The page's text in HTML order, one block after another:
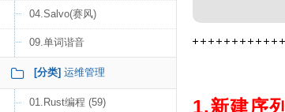
04.Salvo(赛风)
09.单词谐音
[分类] 运维管理
01.Rust编程 (59) 1.新建序列